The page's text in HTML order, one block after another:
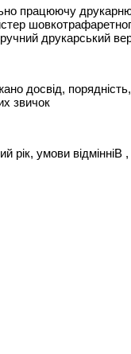
працюючу
друкарський
досвід,
звичок
рік, умови відмінніВ